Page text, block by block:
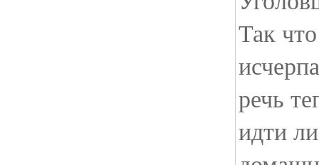
Так
речь
идти